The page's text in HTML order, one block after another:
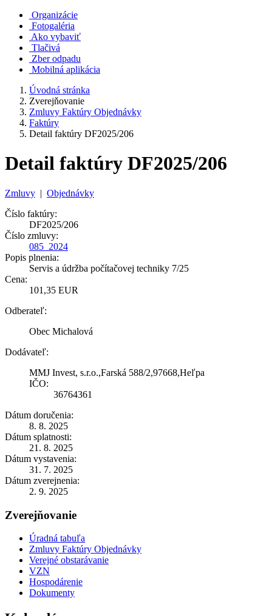
Organizácie
Fotogaléria
Ako vybaviť
Tlačivá
Zber odpadu
Mobilná aplikácia
Úvodná stránka
Zverejňovanie
Zmluvy Faktúry Objednávky
Faktúry
Detail faktúry DF2025/206
Detail faktúry DF2025/206
Zmluvy | Objednávky
Číslo faktúry:
DF2025/206
Číslo zmluvy:
085_2024
Popis plnenia:
Servis a údržba počítačovej techniky 7/25
Cena:
101,35 EUR
Odberateľ:
Obec Michalová
Dodávateľ:
MMJ Invest, s.r.o.,Farská 588/2,97668,Heľpa
IČO:
36764361
Dátum doručenia:
8. 8. 2025
Dátum splatnosti:
21. 8. 2025
Dátum vystavenia:
31. 7. 2025
Dátum zverejnenia:
2. 9. 2025
Zverejňovanie
Úradná tabuľa
Zmluvy Faktúry Objednávky
Verejné obstarávanie
VZN
Hospodárenie
Dokumenty